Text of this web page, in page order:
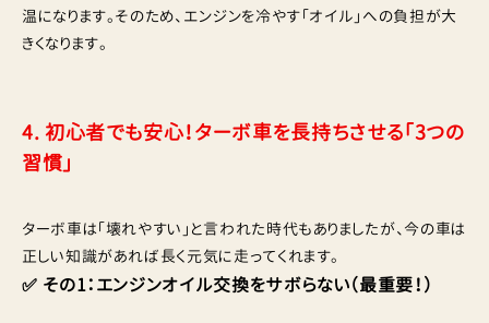
温になります。そのため、エンジンを冷やす「オイル」への負担が大
きくなります。
4. 初心者でも安心！ターボ車を長持ちさせる「3つの
習慣」
ターボ車は「壊れやすい」と言われた時代もありましたが、今の車は
正しい知識があれば長く元気に走ってくれます。
✅ その1：エンジンオイル交換をサボらない（最重要！）